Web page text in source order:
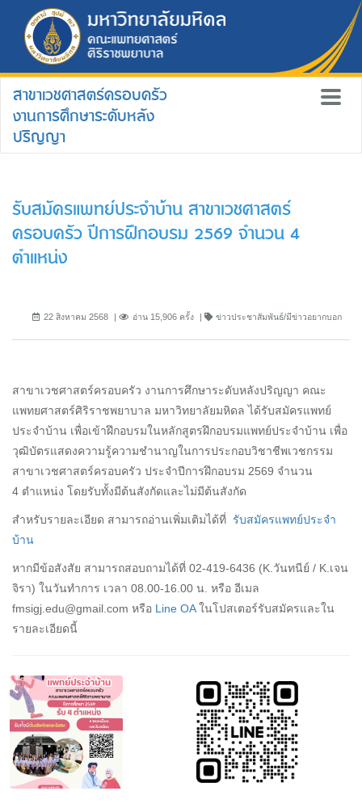
สาขาเวชศาสตร์ครอบครัว
งานการศึกษาระดับหลัง
ปริญญา
รับสมัครแพทย์ประจำบ้าน สาขาเวชศาสตร์
ครอบครัว ปีการฝึกอบรม 2569 จำนวน 4
ตำแหน่ง
22 สิงหาคม 2568 อ่าน 15,906 ครั้ง ข่าวประชาสัมพันธ์/มีข่าวอยากบอก
สาขาเวชศาสตร์ครอบครัว งานการศึกษาระดับหลังปริญญา คณะ
แพทยศาสตร์ศิริราชพยาบาล มหาวิทยาลัยมหิดล ได้รับสมัครแพทย์
ประจำบ้าน เพื่อเข้าฝึกอบรมในหลักสูตรฝึกอบรมแพทย์ประจำบ้าน เพื่อ
วุฒิบัตรแสดงความรู้ความชำนาญในการประกอบวิชาชีพเวชกรรม
สาขาเวชศาสตร์ครอบครัว ประจำปีการฝึกอบรม 2569 จำนวน
4 ตำแหน่ง โดยรับทั้งมีต้นสังกัดและไม่มีต้นสังกัด
สำหรับรายละเอียด สามารถอ่านเพิ่มเติมได้ที่ รับสมัครแพทย์ประจำ
บ้าน
หากมีข้อสังสัย สามารถสอบถามได้ที่ 02-419-6436 (K.วันทนีย์ / K.เจน
จิรา) ในวันทำการ เวลา 08.00-16.00 น. หรือ อีเมล
fmsigj.edu@gmail.com หรือ Line OAในโปสเตอร์รับสมัครและใน
รายละเอียดนี้